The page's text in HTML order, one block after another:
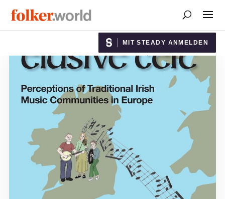
MIT STEADY ANMELDEN